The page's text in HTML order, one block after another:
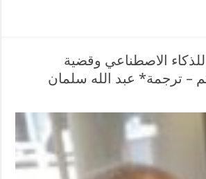
الاصطناعي وقضية
– ترجمة* عبد الله سلمان